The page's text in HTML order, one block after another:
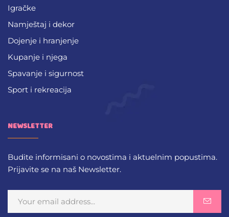
Igračke
Namještaj i dekor
Dojenje i hranjenje
Kupanje i njega
Spavanje i sigurnost
Sport i rekreacija
NEWSLETTER
Budite informisani o novostima i aktuelnim popustima.
Prijavite se na naš Newsletter.